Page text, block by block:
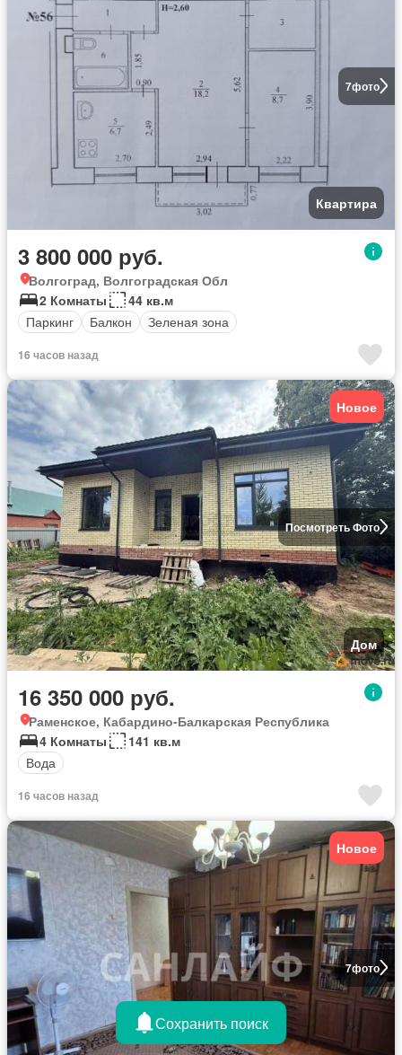
7фото
Квартира
3 800 000 руб.
Волгоград, Волгоградская Обл
2 Комнаты
44 кв.м
Паркинг
Балкон Зеленая зона
16 часов назад
Посмотреть Фото
Новое
Дом
16 350 000 руб.
Раменское, Кабардино-Балкарская Республика
4 Комнаты
141 кв.м
Вода
16 часов назад
7фото
Новое
Сохранить поиск